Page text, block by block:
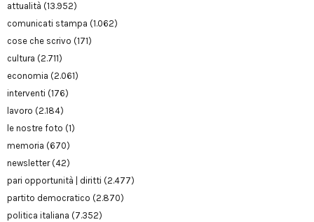
attualità (13.952)
comunicati stampa (1.062)
cose che scrivo (171)
cultura (2.711)
economia (2.061)
interventi (176)
lavoro (2.184)
le nostre foto (1)
memoria (670)
newsletter(42)
pari opportunità | diritti (2.477)
partito democratico (2.870)
politica italiana (7.352)